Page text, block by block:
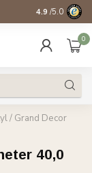
14 dagen
4.9 /5.0
0
/ Grand Decor
40,0